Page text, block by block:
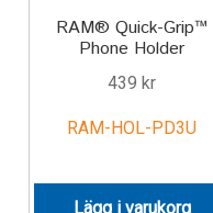
IntelliSkin
PRODUKTSERIE
GDS Tech
RAM® Quick-Grip™
Phone Holder
439 kr
RAM-HOL-PD3U
Lägg i varukorg